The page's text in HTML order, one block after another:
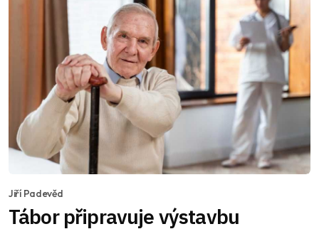
Jiří Padevěd
Tábor připravuje výstavbu